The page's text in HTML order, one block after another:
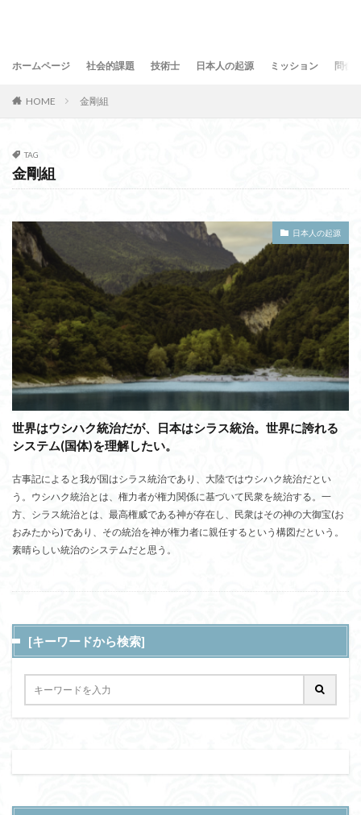
ホームページ 社会的課題 技術士 日本人の起源 ミッション 問合
HOME 金剛組
TAG
金剛組
日本人の起源
世界はウシハク統治だが、日本はシラス統治。世界に誇れる
システム(国体)を理解したい。
古事記によると我が国はシラス統治であり、大陸ではウシハク統治だとい
う。ウシハク統治とは、権力者が権力関係に基づいて民衆を統治する。一
方、シラス統治とは、最高権威である神が存在し、民衆はその神の大御宝(お
おみたから)であり、その統治を神が権力者に親任するという構図だという。
素晴らしい統治のシステムだと思う。
[キーワードから検索]